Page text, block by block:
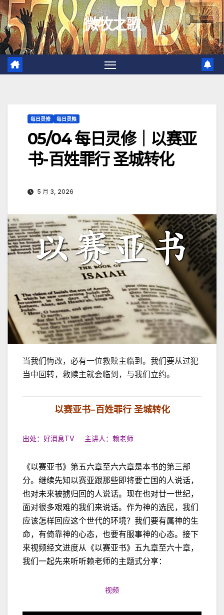
跳
至
内
容
微牧之歌
每日灵修 每日灵粮
05/04 每日灵修｜以赛亚
书-百姓罪行 圣城转化
5 月 3, 2026
当我们悔改，必有一位救赎主临到。我们要从过犯
当中回转，救赎主就会临到，与我们立约。
以赛亚书–百姓罪行 圣城转化
出处：好消息TV 主讲人：赖老师
《以赛亚书》第五六章至六六章是本书的第三部
分。继续先知以赛亚跟那些即将要亡国的人说话，
也对未来被掳归回的人说话。现在也对廿一世纪，
面对很多艰难的我们来说话。作为神的选民，我们
应该怎样回应这个世代的环境？我们要有属神的生
命，有倚靠神的心态，也要有服事神的心态。接下
来视频经文进度从《以赛亚书》五九章至六十章，
我们一起先来听听赖老师的主题式分享：
视频